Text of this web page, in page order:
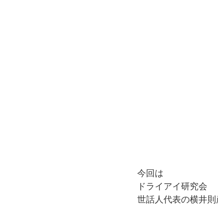
今回は
ドライアイ研究会
世話人代表の横井